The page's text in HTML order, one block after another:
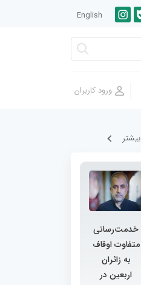
English
بيشتر
خدمت‌رسانی
متفاوت اوقاف
به زائران
اربعین در